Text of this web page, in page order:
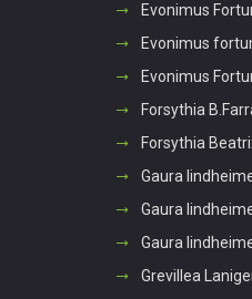
Evonimus
Evonimus
Evonimus
Forsythia
Forsythia
Gaura
Gaura
Gaura
Grevillea